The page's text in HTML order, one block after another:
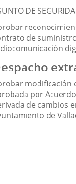
DE
de
modificación
por
de cambios
de